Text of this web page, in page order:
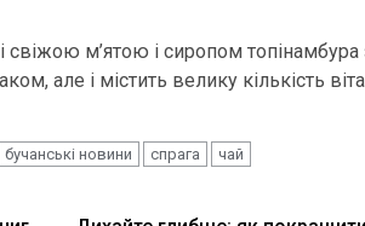
м’ятою і сиропом топінамбура
але і містить велику кількість
бучанські новини спрага чай